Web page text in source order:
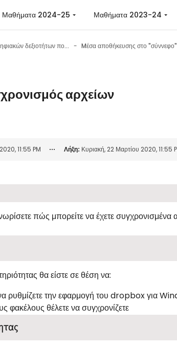
Μαθήματα 2024-25 Μαθήματα 2023-24
Ακαδημία ψηφιακών δεξιοτήτων πολιτών
αρχείων
11:55 PM Λήξη: Κυριακή, 22 Μαρτίου 2020, 11:55
πώς μπορείτε να έχετε
θα είστε σε θέση να:
ρυθμίζετε την εφαρμογή του dropboxγια
φακέλους θέλετε να συγχρονίζετε